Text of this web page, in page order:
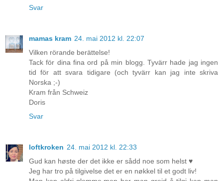
Svar
mamas kram 24. mai 2012 kl. 22:07
Vilken rörande berättelse!
Tack för dina fina ord på min blogg. Tyvärr hade jag ingen
tid för att svara tidigare (och tyvärr kan jag inte skriva
Norska ;-)
Kram från Schweiz
Doris
Svar
loftkroken 24. mai 2012 kl. 22:33
Gud kan høste der det ikke er sådd noe som helst ♥
Jeg har tro på tilgivelse det er en nøkkel til et godt liv!